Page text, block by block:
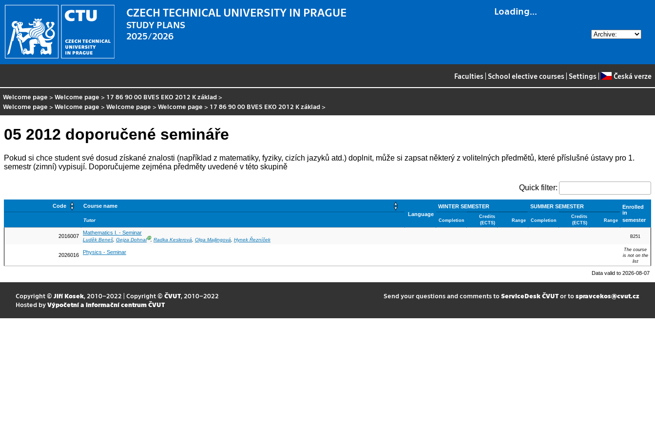
Loading...
CZECH TECHNICAL UNIVERSITY IN PRAGUE
STUDY PLANS
2025/2026
Faculties School elective courses Settings Česká verze
Welcome page >Welcome page > 17 86 90 00 BVES EKO 2012 K základ >
Welcome page >Welcome page >Welcome page >Welcome page > 17 86 90 00 BVES EKO 2012 K základ >
05 2012 doporučené semináře
Pokud si chce student své dosud získané znalosti (například z matematiky, fyziky, cizích jazyků atd.) doplnit, může si zapsat některý z volitelných předmětů, které příslušné ústavy pro 1.
semestr (zimní) vypisují. Doporučujeme zejména předměty uvedené v této skupině
Quick filter:
Code
Course name
Language
WINTER SEMESTER SUMMER SEMESTER
Enrolled
in
semester
Tutor Completion
Credits
(ECTS)
Range Completion
Credits
(ECTS)
Range
2016007
Mathematics I. - Seminar
Luděk Beneš, Gejza DohnalⒼ, Radka Keslerová, Olga Majlingová, Hynek Řezníček
B251
2026016 Physics - Seminar
The course
is not on the
list
Data valid to 2026-08-07
Copyright © Jiří Kosek, 2010–2022 | Copyright © ČVUT, 2010–2022
Hosted by Výpočetní a informační centrum ČVUT
Send your questions and comments toServiceDesk ČVUTor tospravcekos@cvut.cz